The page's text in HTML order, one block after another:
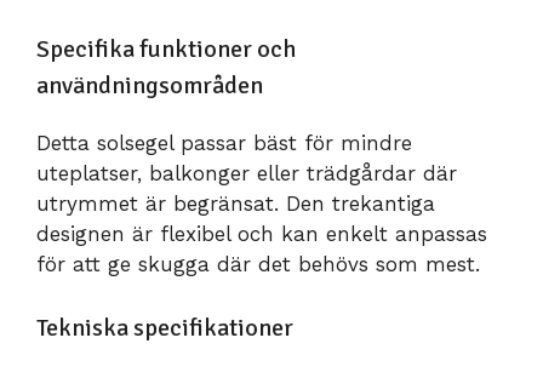
Specifika funktioner och
användningsområden
Detta solsegel passar bäst för mindre
uteplatser, balkonger eller trädgårdar där
utrymmet är begränsat. Den trekantiga
designen är flexibel och kan enkelt anpassas
för att ge skugga där det behövs som mest.
Tekniska specifikationer